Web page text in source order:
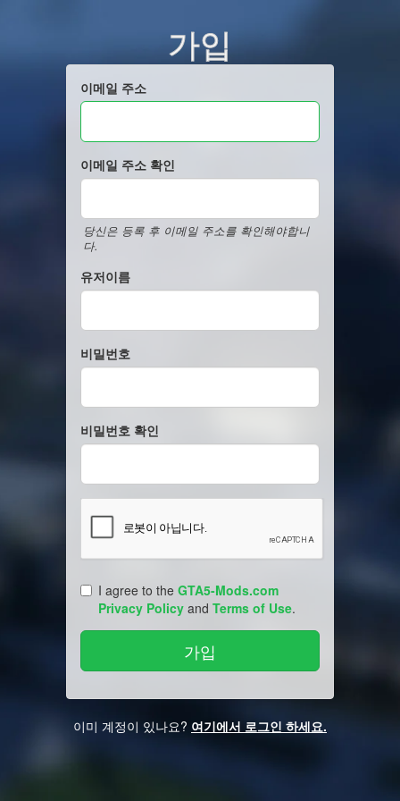
가입
이메일 주소
이메일 주소 확인
당신은 등록 후 이메일 주소를 확인해야합니
다.
유저이름
비밀번호
비밀번호 확인
I agree to the GTA5-Mods.com
Privacy Policy and Terms of Use.
이미 계정이 있나요? 여기에서 로그인 하세요.